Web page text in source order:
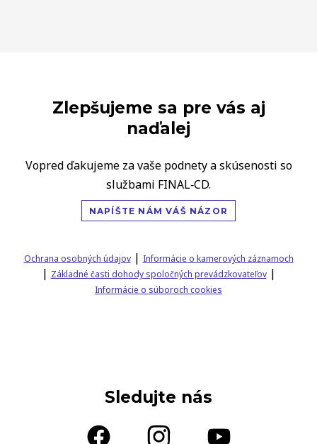
Zlepšujeme sa pre vás aj
naďalej
Vopred ďakujeme za vaše podnety a skúsenosti so
službami FINAL‑CD.
NAPÍŠTE NÁM VÁŠ NÁZOR
Ochrana osobných údajov| Informácie o kamerových záznamoch
| Základné časti dohody spoločných prevádzkovateľov|
Informácie o súboroch cookies
Sledujte nás